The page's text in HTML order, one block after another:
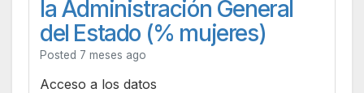
la Administración General
del Estado (% mujeres)
Posted 7 meses ago
Acceso a los datos